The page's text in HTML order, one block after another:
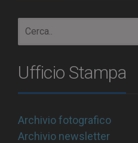
Ufficio Stampa
Archivio fotografico
Archivio newsletter